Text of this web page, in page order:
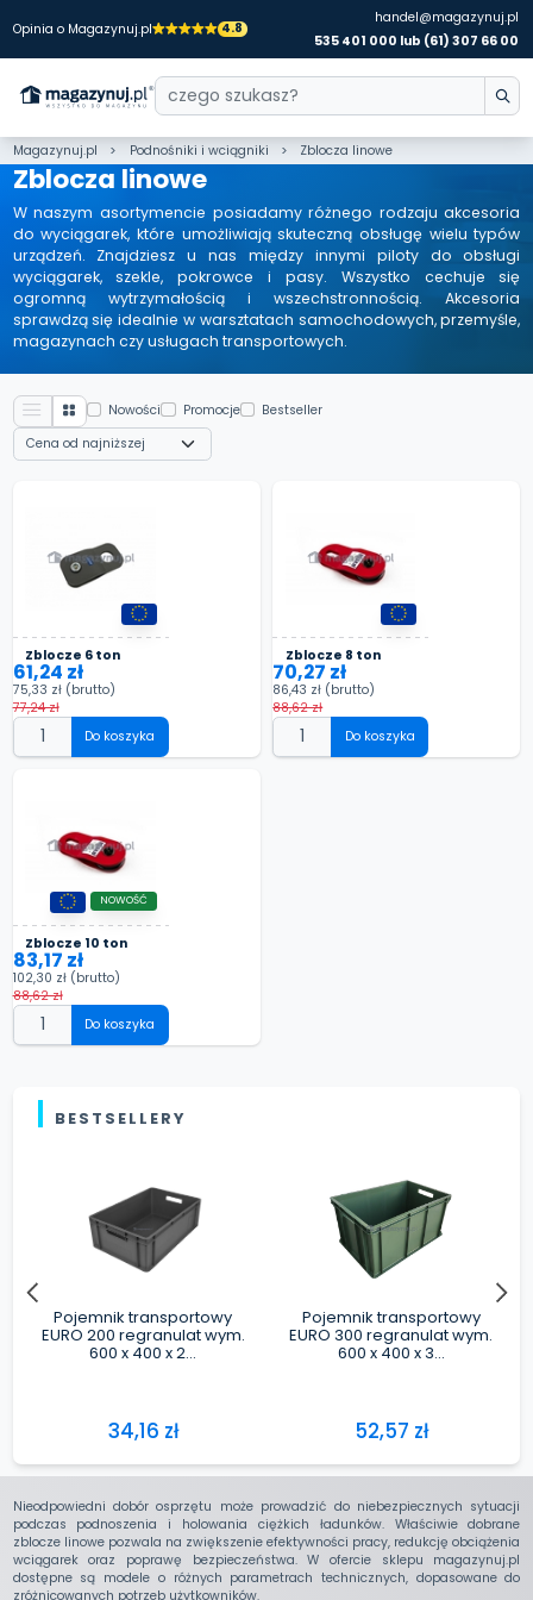
Opinia o Magazynuj.pl 4.8
handel@magazynuj.pl
535 401 000 lub (61) 307 66 00
Magazynuj.pl Podnośniki i wciągniki Zblocza linowe
Zblocza linowe
W naszym asortymencie posiadamy różnego rodzaju akcesoria
do wyciągarek, które umożliwiają skuteczną obsługę wielu typów
urządzeń. Znajdziesz u nas między innymi piloty do obsługi
wyciągarek, szekle, pokrowce i pasy. Wszystko cechuje się
ogromną wytrzymałością i wszechstronnością. Akcesoria
sprawdzą się idealnie w warsztatach samochodowych, przemyśle,
magazynach czy usługach transportowych.
Nowości Promocje Bestseller
Zblocze 6 ton
61,24 zł
75,33 zł (brutto)
77,24 zł
Do koszyka
Zblocze 8 ton
70,27 zł
86,43 zł (brutto)
88,62 zł
Do koszyka
Zblocze 10 ton
NOWOŚĆ
83,17 zł
102,30 zł (brutto)
88,62 zł
Do koszyka
Nieodpowiedni dobór osprzętu może prowadzić do niebezpiecznych sytuacji
podczas podnoszenia i holowania ciężkich ładunków. Właściwie dobrane
zblocze linowe pozwala na zwiększenie efektywności pracy, redukcję obciążenia
wciągarek oraz poprawę bezpieczeństwa. W ofercie sklepu magazynuj.pl
dostępne są modele o różnych parametrach technicznych, dopasowane do
zróżnicowanych potrzeb użytkowników.